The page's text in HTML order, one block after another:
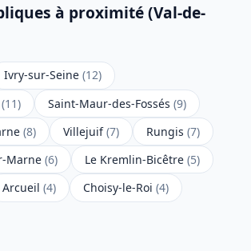
à proximité (Val-de-
Ivry-sur-Seine (12)
(11) Saint-Maur-des-Fossés (9)
(8) Villejuif(7) Rungis (7)
Marne (6) Le Kremlin-Bicêtre (5)
Arcueil (4) Choisy-le-Roi (4)